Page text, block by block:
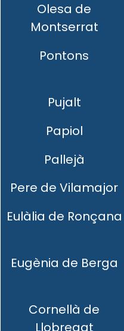
Olesa de
Montserrat
Pontons
Pujalt
Papiol
Pallejà
Pere de Vilamajor
Eulàlia de Ronçana
Eugènia de Berga
Cornellà de
Llobregat